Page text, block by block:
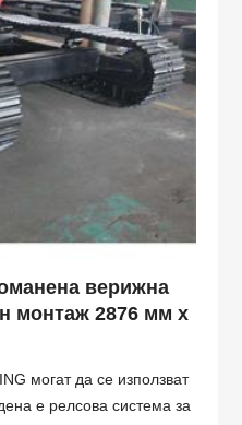
верижна
монтаж 2876 мм x
могат да се използват
е релсова система за